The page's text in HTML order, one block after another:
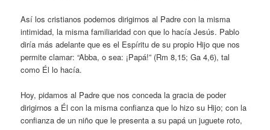
Así los cristianos podemos dirigirnos al Padre con la misma
intimidad, la misma familiaridad con que lo hacía Jesús. Pablo
diría más adelante que es el Espíritu de su propio Hijo que nos
permite clamar: “Abba, o sea: ¡Papá!” (Rm 8,15; Ga 4,6), tal
como Él lo hacía.
Hoy, pidamos al Padre que nos conceda la gracia de poder
dirigirnos a Él con la misma confianza que lo hizo su Hijo; con la
confianza de un niño que le presenta a su papá un juguete roto,